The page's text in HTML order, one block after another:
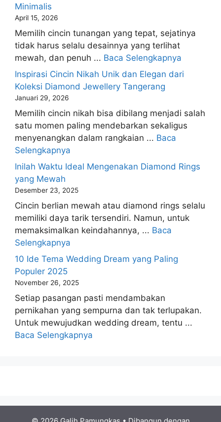
Minimalis
April 15, 2026
Memilih cincin tunangan yang tepat, sejatinya
tidak harus selalu desainnya yang terlihat
mewah, dan penuh ... Baca Selengkapnya
Inspirasi Cincin Nikah Unik dan Elegan dari
Koleksi Diamond Jewellery Tangerang
Januari 29, 2026
Memilih cincin nikah bisa dibilang menjadi salah
satu momen paling mendebarkan sekaligus
menyenangkan dalam rangkaian ... Baca
Selengkapnya
Inilah Waktu Ideal Mengenakan Diamond Rings
yang Mewah
Desember 23, 2025
Cincin berlian mewah atau diamond rings selalu
memiliki daya tarik tersendiri. Namun, untuk
memaksimalkan keindahannya, ... Baca
Selengkapnya
10 Ide Tema Wedding Dream yang Paling
Populer 2025
November 26, 2025
Setiap pasangan pasti mendambakan
pernikahan yang sempurna dan tak terlupakan.
Untuk mewujudkan wedding dream, tentu ...
Baca Selengkapnya